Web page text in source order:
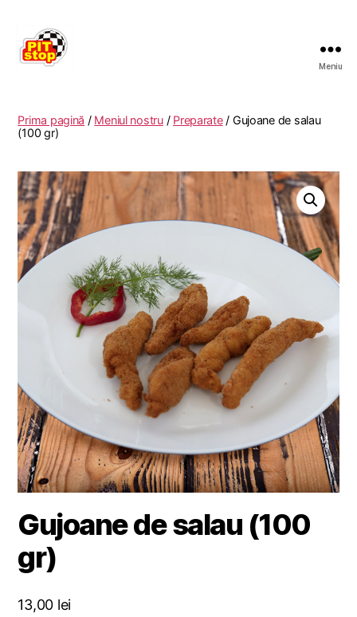
RASNOV
Meniu
Prima pagină / Meniul nostru/ Preparate/ Gujoane de salau
(100 gr)
Gujoane de salau (100
gr)
13,00 lei